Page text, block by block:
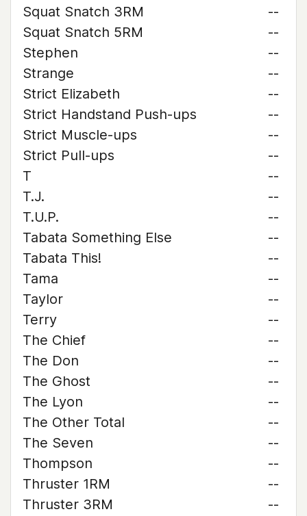
Squat Snatch 3RM
--
Squat Snatch 5RM
--
Stephen
--
Strange
--
Strict Elizabeth
--
Strict Handstand Push-ups
--
Strict Muscle-ups
--
Strict Pull-ups
--
T
--
T.J.
--
T.U.P.
--
Tabata Something Else
--
Tabata This!
--
Tama
--
Taylor
--
Terry
--
The Chief
--
The Don
--
The Ghost
--
The Lyon
--
The Other Total
--
The Seven
--
Thompson
--
Thruster 1RM
--
Thruster 3RM
--